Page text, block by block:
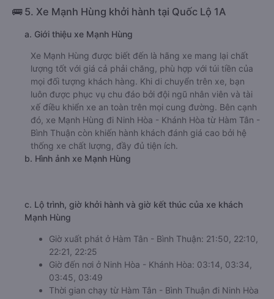
bình là 3.7/5 dựa trên 2998 đánh giá của khách hàng đã
trải nghiệm dịch vụ của nhà xe này.
h. Thông tin liên hệ, đặt mua vé xe khách từ Hàm Tân -
Bình Thuận đi Ninh Hòa - Khánh Hòa Tân Quang Dũng
Văn phòng xe Tân Quang Dũng ở Hàm Tân - Bình Thuận:
Xem địa chỉ văn phòng nhà xe Tân Quang Dũng:
https://vexere.com/vi-VN/xe-tan-quang-dung
Số điện thoại đặt mua vé xe Hàm Tân - Bình Thuận
Ninh Hòa - Khánh Hòa:1900 888684
Xe Mạnh Hùng được biết đến là hãng xe mang lại chất
mọi đối tượng khách hàng. Khi di chuyển trên xe, bạn
luôn được phục vụ chu đáo bởi đội ngũ nhân viên và tài
xế điều khiển xe an toàn trên mọi cung đường. Bên cạnh
đó, xe Mạnh Hùng đi Ninh Hòa - Khánh Hòa từ Hàm Tân -
Bình Thuận còn khiến hành khách đánh giá cao bởi hệ